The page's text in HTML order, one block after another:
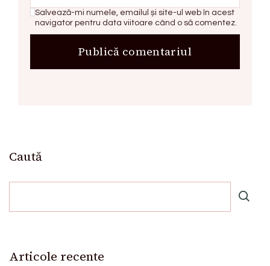
Salvează-mi numele, emailul și site-ul web în acest
navigator pentru data viitoare când o să comentez.
Caută
Articole recente